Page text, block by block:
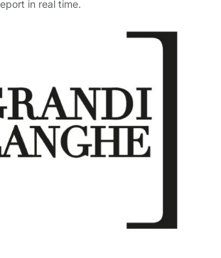
in real time.